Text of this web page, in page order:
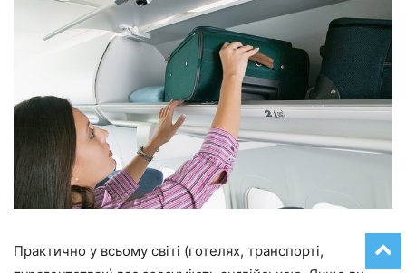
Практично у всьому світі (готелях, транспорті,